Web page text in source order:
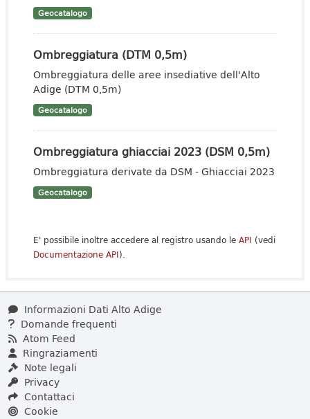
Geocatalogo
Ombreggiatura (DTM 0,5m)
Ombreggiatura delle aree insediative dell'Alto
Adige (DTM 0,5m)
Geocatalogo
Ombreggiatura ghiacciai 2023 (DSM 0,5m)
Ombreggiatura derivate da DSM - Ghiacciai 2023
Geocatalogo
E' possibile inoltre accedere al registro usando le API (vedi
Documentazione API).
Informazioni Dati Alto Adige
Domande frequenti
Atom Feed
Ringraziamenti
Note legali
Privacy
Contattaci
Cookie